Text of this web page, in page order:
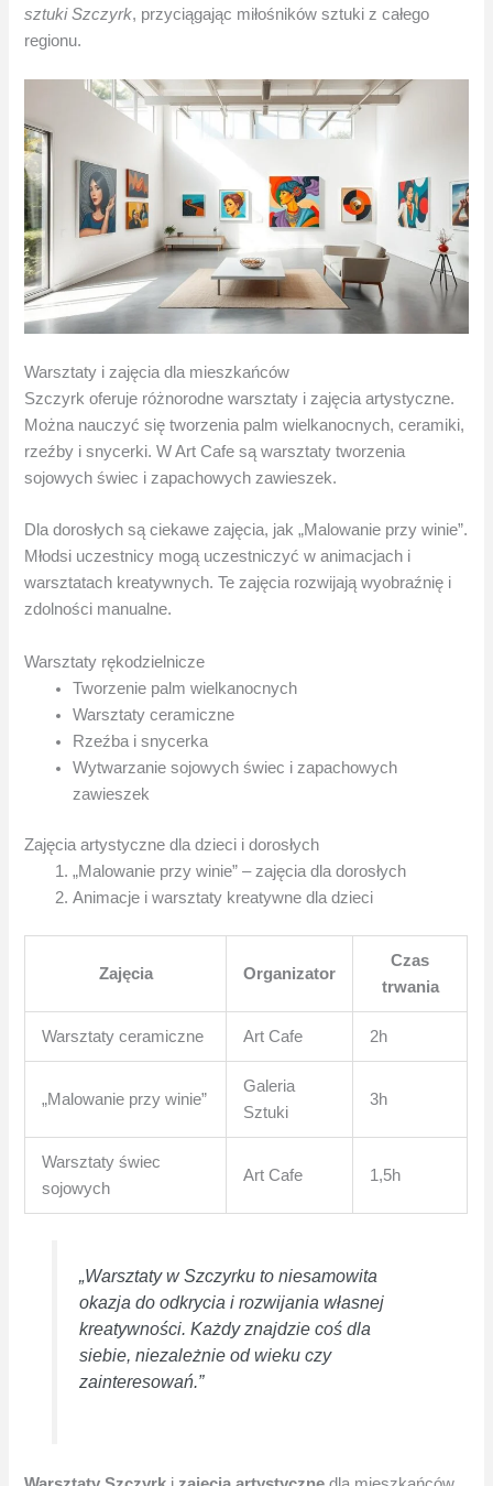
sztuki Szczyrk, przyciągając miłośników sztuki z całego
regionu.
Warsztaty i zajęcia dla mieszkańców
Szczyrk oferuje różnorodne warsztaty i zajęcia artystyczne.
Można nauczyć się tworzenia palm wielkanocnych, ceramiki,
rzeźby i snycerki. W Art Cafe są warsztaty tworzenia
sojowych świec i zapachowych zawieszek.
Dla dorosłych są ciekawe zajęcia, jak „Malowanie przy winie”.
Młodsi uczestnicy mogą uczestniczyć w animacjach i
warsztatach kreatywnych. Te zajęcia rozwijają wyobraźnię i
zdolności manualne.
Warsztaty rękodzielnicze
Tworzenie palm wielkanocnych
Warsztaty ceramiczne
Rzeźba i snycerka
Wytwarzanie sojowych świec i zapachowych
zawieszek
Zajęcia artystyczne dla dzieci i dorosłych
„Malowanie przy winie” – zajęcia dla dorosłych
Animacje i warsztaty kreatywne dla dzieci
Zajęcia Organizator
Czas
trwania
Warsztaty ceramiczne Art Cafe 2h
„Malowanie przy winie”
Galeria
Sztuki
3h
Warsztaty świec
sojowych
Art Cafe 1,5h
„Warsztaty w Szczyrku to niesamowita
okazja do odkrycia i rozwijania własnej
kreatywności. Każdy znajdzie coś dla
siebie, niezależnie od wieku czy
zainteresowań.”